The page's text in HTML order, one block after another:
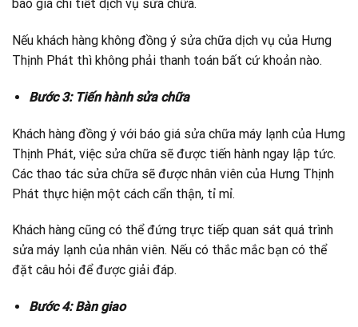
báo giá chi tiết dịch vụ sửa chữa.
Nếu khách hàng không đồng ý sửa chữa dịch vụ của Hưng
Thịnh Phát thì không phải thanh toán bất cứ khoản nào.
Bước 3: Tiến hành sửa chữa
Khách hàng đồng ý với báo giá sửa chữa máy lạnh của Hưng
Thịnh Phát, việc sửa chữa sẽ được tiến hành ngay lập tức.
Các thao tác sửa chữa sẽ được nhân viên của Hưng Thịnh
Phát thực hiện một cách cẩn thận, tỉ mỉ.
Khách hàng cũng có thể đứng trực tiếp quan sát quá trình
sửa máy lạnh của nhân viên. Nếu có thắc mắc bạn có thể
đặt câu hỏi để được giải đáp.
Bước 4: Bàn giao